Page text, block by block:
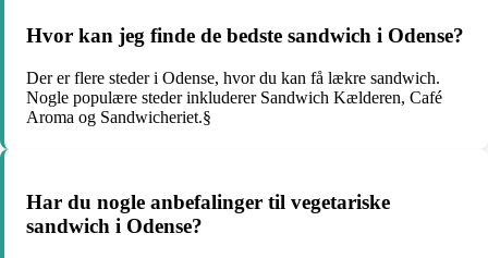
Hvor kan jeg finde de bedste sandwich i Odense?
Der er flere steder i Odense, hvor du kan få lækre sandwich.
Nogle populære steder inkluderer Sandwich Kælderen, Café
Aroma og Sandwicheriet.§
Har du nogle anbefalinger til vegetariske
sandwich i Odense?